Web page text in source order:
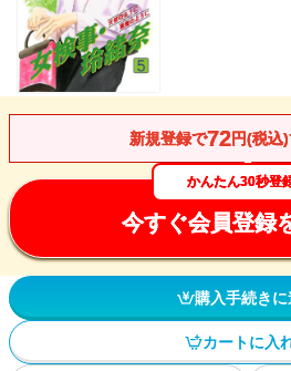
新規登録で72円(税込
かんたん30秒登
今すぐ会員登録
購入手続き
カートに入